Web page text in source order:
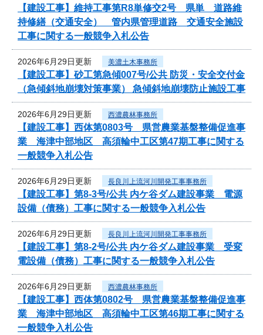
【建設工事】維持工事第R8単修交2号 県単 道路維
持修繕（交通安全） 管内県管理道路 交通安全施設
工事に関する一般競争入札公告
2026年6月29日更新 美濃土木事務所
【建設工事】砂工第急傾007号/公共 防災・安全交付金
（急傾斜地崩壊対策事業） 急傾斜地崩壊防止施設工事
2026年6月29日更新 西濃農林事務所
【建設工事】西体第0803号 県営農業基盤整備促進事
業 海津中部地区 高須輪中工区第47期工事に関する
一般競争入札公告
2026年6月29日更新 長良川上流河川開発工事事務所
【建設工事】第8-3号/公共 内ケ谷ダム建設事業 電源
設備（債務）工事に関する一般競争入札公告
2026年6月29日更新 長良川上流河川開発工事事務所
【建設工事】第8-2号/公共 内ケ谷ダム建設事業 受変
電設備（債務）工事に関する一般競争入札公告
2026年6月29日更新 西濃農林事務所
【建設工事】西体第0802号 県営農業基盤整備促進事
業 海津中部地区 高須輪中工区第46期工事に関する
一般競争入札公告